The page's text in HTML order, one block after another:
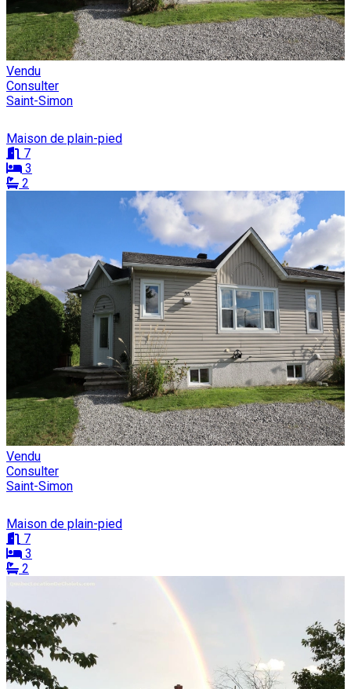
Vendu
Consulter
Saint-Simon
Maison de plain-pied
7
3
2
Vendu
Consulter
Saint-Simon
Maison de plain-pied
7
3
2